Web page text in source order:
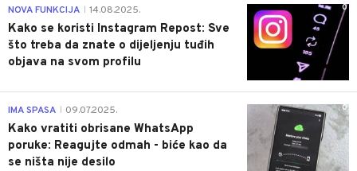
0
NOVA FUNKCIJA 14.08.2025.
Kako se koristi Instagram Repost: Sve
što treba da znate o dijeljenju tuđih
objava na svom profilu
0
IMA SPASA 09.07.2025.
Kako vratiti obrisane WhatsApp
poruke: Reagujte odmah - biće kao da
se ništa nije desilo